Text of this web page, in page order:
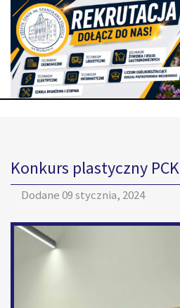
Konkurs plastyczny PCK
Dodane09 stycznia, 2024